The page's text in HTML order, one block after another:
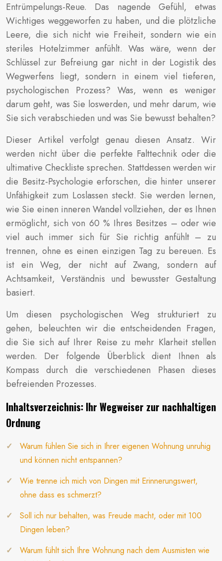
Entrümpelungs-Reue. Das nagende Gefühl, etwas
Wichtiges weggeworfen zu haben, und die plötzliche
Leere, die sich nicht wie Freiheit, sondern wie ein
steriles Hotelzimmer anfühlt. Was wäre, wenn der
Schlüssel zur Befreiung gar nicht in der Logistik des
Wegwerfens liegt, sondern in einem viel tieferen,
psychologischen Prozess? Was, wenn es weniger
darum geht, was Sie loswerden, und mehr darum, wie
Sie sich verabschieden und was Sie bewusst behalten?
Dieser Artikel verfolgt genau diesen Ansatz. Wir
werden nicht über die perfekte Falttechnik oder die
ultimative Checkliste sprechen. Stattdessen werden wir
die Besitz-Psychologie erforschen, die hinter unserer
Unfähigkeit zum Loslassen steckt. Sie werden lernen,
wie Sie einen inneren Wandel vollziehen, der es Ihnen
ermöglicht, sich von 60 % Ihres Besitzes – oder wie
viel auch immer sich für Sie richtig anfühlt – zu
trennen, ohne es einen einzigen Tag zu bereuen. Es
ist ein Weg, der nicht auf Zwang, sondern auf
Achtsamkeit, Verständnis und bewusster Gestaltung
basiert.
Um diesen psychologischen Weg strukturiert zu
gehen, beleuchten wir die entscheidenden Fragen,
die Sie sich auf Ihrer Reise zu mehr Klarheit stellen
werden. Der folgende Überblick dient Ihnen als
Kompass durch die verschiedenen Phasen dieses
befreienden Prozesses.
Inhaltsverzeichnis: Ihr Wegweiser zur nachhaltigen
Ordnung
Warum fühlen Sie sich in Ihrer eigenen Wohnung unruhig
und können nicht entspannen?
Wie trenne ich mich von Dingen mit Erinnerungswert,
ohne dass es schmerzt?
Soll ich nur behalten, was Freude macht, oder mit 100
Dingen leben?
Warum fühlt sich Ihre Wohnung nach dem Ausmisten wie